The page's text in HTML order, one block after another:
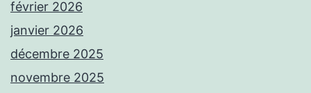
février 2026
janvier 2026
décembre 2025
novembre 2025